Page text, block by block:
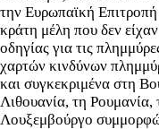
την Ευρωπαϊκή Επιτροπή
κράτη μέλη που δεν
οδηγίας για τις
χαρτών κινδύνων
και συγκεκριμένα στη
Λιθουανία, τη
Λουξεμβούργο